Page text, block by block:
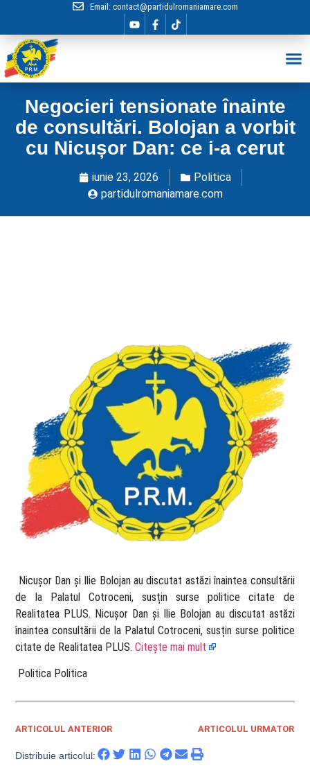
Email: contact@partidulromaniamare.com
Negocieri tensionate înainte
de consultări. Bolojan a vorbit
cu Nicușor Dan: ce i-a cerut
iunie 23, 2026
Politica
partidulromaniamare.com
​ Nicușor Dan și Ilie Bolojan au discutat astăzi înaintea consultării
de la Palatul Cotroceni, susțin surse politice citate de
Realitatea PLUS. Nicușor Dan și Ilie Bolojan au discutat astăzi
înaintea consultării de la Palatul Cotroceni, susțin surse politice
citate de Realitatea PLUS.Citește mai mult
​ Politica Politica
ARTICOLUL ANTERIOR ARTICOLUL URMATOR
Distribuie articolul: